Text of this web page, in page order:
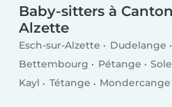
Baby-sitters à
Alzette
Esch-sur-Alzette Dudelange
Bettembourg
Pétange
Kayl
Tétange Mondercange